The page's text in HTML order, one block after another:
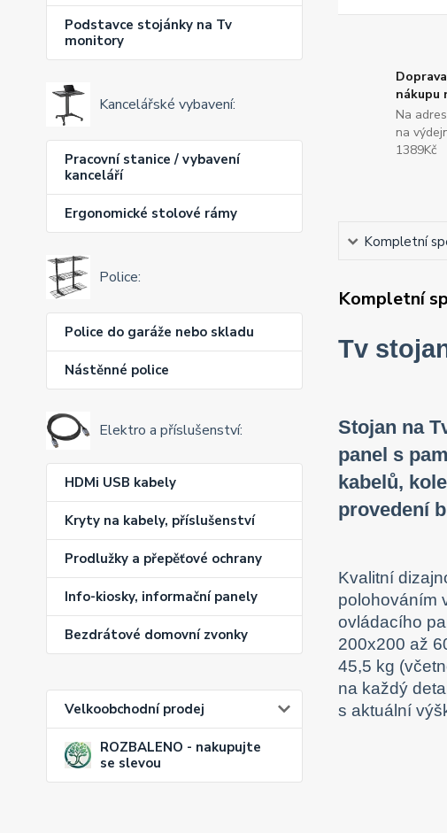
Podstavce stojánky na Tv
monitory
Kancelářské vybavení:
Pracovní stanice / vybavení
kanceláří
Ergonomické stolové rámy
Police:
Police do garáže nebo skladu
Nástěnné police
Elektro a příslušenství:
HDMi USB kabely
Kryty na kabely, příslušenství
Prodlužky a přepěťové ochrany
Info-kiosky, informační panely
Bezdrátové domovní zvonky
Velkoobchodní prodej
ROZBALENO - nakupujte
se slevou
nákupu
Na
na
1389Kč
Kompletní
Kompletní
Tv
Stojan na
panel s
kabelů,
provedení
Kvalitní
polohováním
ovládacího
200x200 až
45,5 kg
na každý
s aktuální